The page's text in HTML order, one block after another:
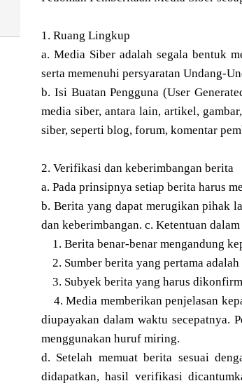
1. Ruang Lingkup
a. Media Siber adalah segala bentuk
serta memenuhi persyaratan Undang-
b. Isi Buatan Pengguna (User
media siber, antara lain, artikel,
siber, seperti blog, forum, komentar
2. Verifikasi dan keberimbangan berita
a. Pada prinsipnya setiap berita harus
b. Berita yang dapat merugikan pihak
dan keberimbangan. c. Ketentuan
1. Berita benar-benar mengandung
2. Sumber berita yang pertama
3. Subyek berita yang harus
4. Media memberikan penjelasan
diupayakan dalam waktu secepatnya.
menggunakan huruf miring.
d. Setelah memuat berita sesuai
didapatkan, hasil verifikasi